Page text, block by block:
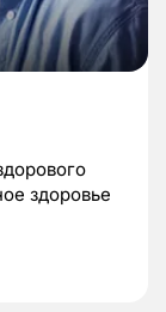
здоровье